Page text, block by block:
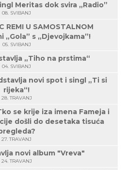
Meritas dok svira „Radio”
08. SVIBANJ
REMI U SAMOSTALNOM
„Gola” s „Djevojkama”!
05. SVIBANJ
„Tiho na prstima“
04. SVIBANJ
novi spot i singl „Ti si
rijeka“!
28. TRAVANJ
se krije iza imena Fameja i
došli do desetaka tisuća
27. TRAVANJ
novi album "Vreva"
24. TRAVANJ